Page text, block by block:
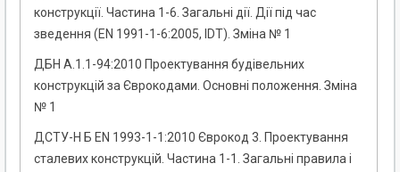
конструкції. Частина 1-6. Загальні дії. Дії під час
зведення (EN 1991-1-6:2005, IDT). Зміна № 1
ДБН А.1.1-94:2010 Проектування будівельних
конструкцій за Єврокодами. Основні положення. Зміна
№ 1
ДСТУ-Н Б EN 1993-1-1:2010 Єврокод 3. Проектування
сталевих конструкцій. Частина 1-1. Загальні правила і